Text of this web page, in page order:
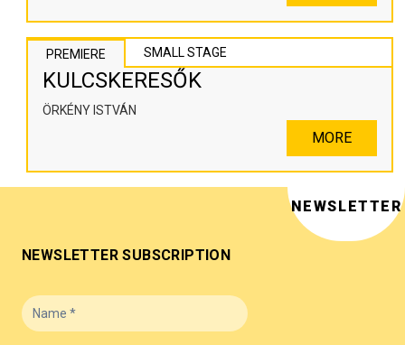
PREMIERE SMALL STAGE
KULCSKERESŐK
ÖRKÉNY ISTVÁN
MORE
NEWSLETTER
NEWSLETTER SUBSCRIPTION